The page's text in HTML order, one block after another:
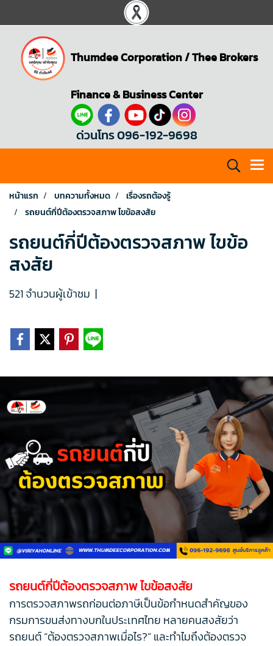
Thumdee Corporation/Thee Brokers
Finance & Business Center
ด่วนโทร 096-192-9698
หน้าแรก บทความทั้งหมด
เรื่องรถต้องรู้
รถยนต์กี่ปีต้องตรวจสภาพ ไขข้อสงสัย
รถยนต์กี่ปีต้องตรวจสภาพ ไขข้อ
สงสัย
521 จำนวนผู้เข้าชม |
รถยนต์กี่ปีต้องตรวจสภาพ ไขข้อสงสัย
การตรวจสภาพรถก่อนต่อภาษีเป็นข้อกำหนดสำคัญของ
กรมการขนส่งทางบกในประเทศไทย หลายคนสงสัยว่า
รถยนต์ “ต้องตรวจสภาพเมื่อไร?” และทำไมถึงต้องตรวจ